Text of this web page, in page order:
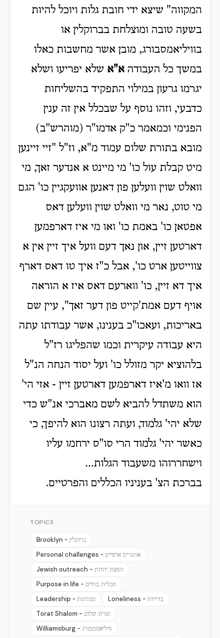
המקווה" שיצא ידי חובת גלות ויוכל להיות
בשעה טובה ומוצלחת בברוקלין או
בוויליאמסבורג, מובן אשר מחשבות כאלו
במשך כל העבודהא"א שלא יפריעו ושלא
יגרמו גרעון במילוי התפקיד בהשליחות
כדבעי, וזהו נוסף על שבכלל אין זה ענין
הפנימי וכמאמר כ"ק אדמו"ר (מוהרש"ב)
מובא בתורת שלום עמוד מ"א, וז"ל "זיי זיינען
מיט קבלת עול כו' מי מיינט א אנדער זאך, מי
וואלט שוין וועלען פון דאנען אוועקגיין כו' הגם
מי טוט, נאר מי וואלט שוין וועלען דאס
אפטאן כו' באמת כו' ואו מי איז דארפמען
דארטען זיין, און נאך דעם וועל איך זיין אין א
צווייטען ארט כו', אבל כ"ז איך טו דאס דארף
איך דא זיין, כו' ווארעם דאס איז א הוראה
אויף דעם אמת'קייט פון דער זאך", עיין שם
באריכות, ועאכו"כ בענינו, אשר עבודתו עתה
היא עבודה עיקרית וכמו שהפליגו רז"ל
בלהוציא יקר מזולל כו' ועל יסוד הנחה הנ"ל
אז וואו מ'איז דארפמען דארטען זיין - אזי הי'
הוא משתדל להביא לשם מאברכי אנ"ש כדי
שלא יהי' גלמוד, ועתה רצונו הוא להיפך, כי
כאשר יהי' גלמוד הרי סו"ס ירחמו עליו
וישחררוהו משעבוד הגלות...
בברכת הצ' בעניניו הכללים והפרטיים.
TOPICS
Brooklyn - ברוקלין
Personal challenges - אתגרים אישיים
Jewish outreach - הפצת יהדות
Purpose in life - תכלית בחיים
Leadership - מנהיגות Loneliness - בדידות
Torat Shalom - תורת שלום
Williamsburg - וויליאמסבורג